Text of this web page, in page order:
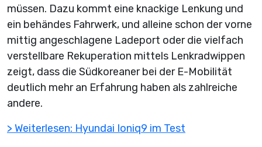
müssen. Dazu kommt eine knackige Lenkung und
ein behändes Fahrwerk, und alleine schon der vorne
mittig angeschlagene Ladeport oder die vielfach
verstellbare Rekuperation mittels Lenkradwippen
zeigt, dass die Südkoreaner bei der E-Mobilität
deutlich mehr an Erfahrung haben als zahlreiche
andere.
> Weiterlesen: Hyundai Ioniq9 im Test